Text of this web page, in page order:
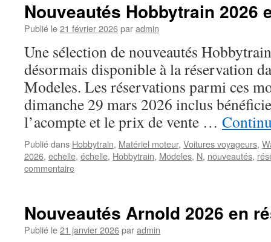
Nouveautés Hobbytrain 2026
Publié le21 février 2026paradmin
Une sélection de nouveautés
désormais disponible à la réservation
Modeles. Les réservations parmi ces
dimanche 29 mars 2026 inclus
l’acompte et le prix de vente …
Publié dans Hobbytrain, Matériel moteur, Voitures voyageurs,
2026, echelle, échelle, Hobbytrain, Modeles, N, nouveautés,
commentaire
Nouveautés Arnold 2026 en
Publié le21 janvier 2026paradmin